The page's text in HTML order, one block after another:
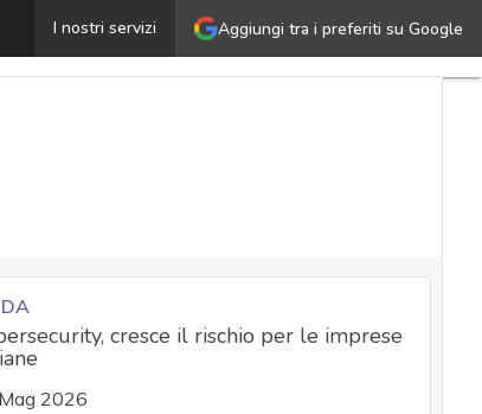
Aggiungi tra i preferiti su Google
I nostri servizi
decide la vita: il piano del Garante
cresce il rischio per le imprese
2026